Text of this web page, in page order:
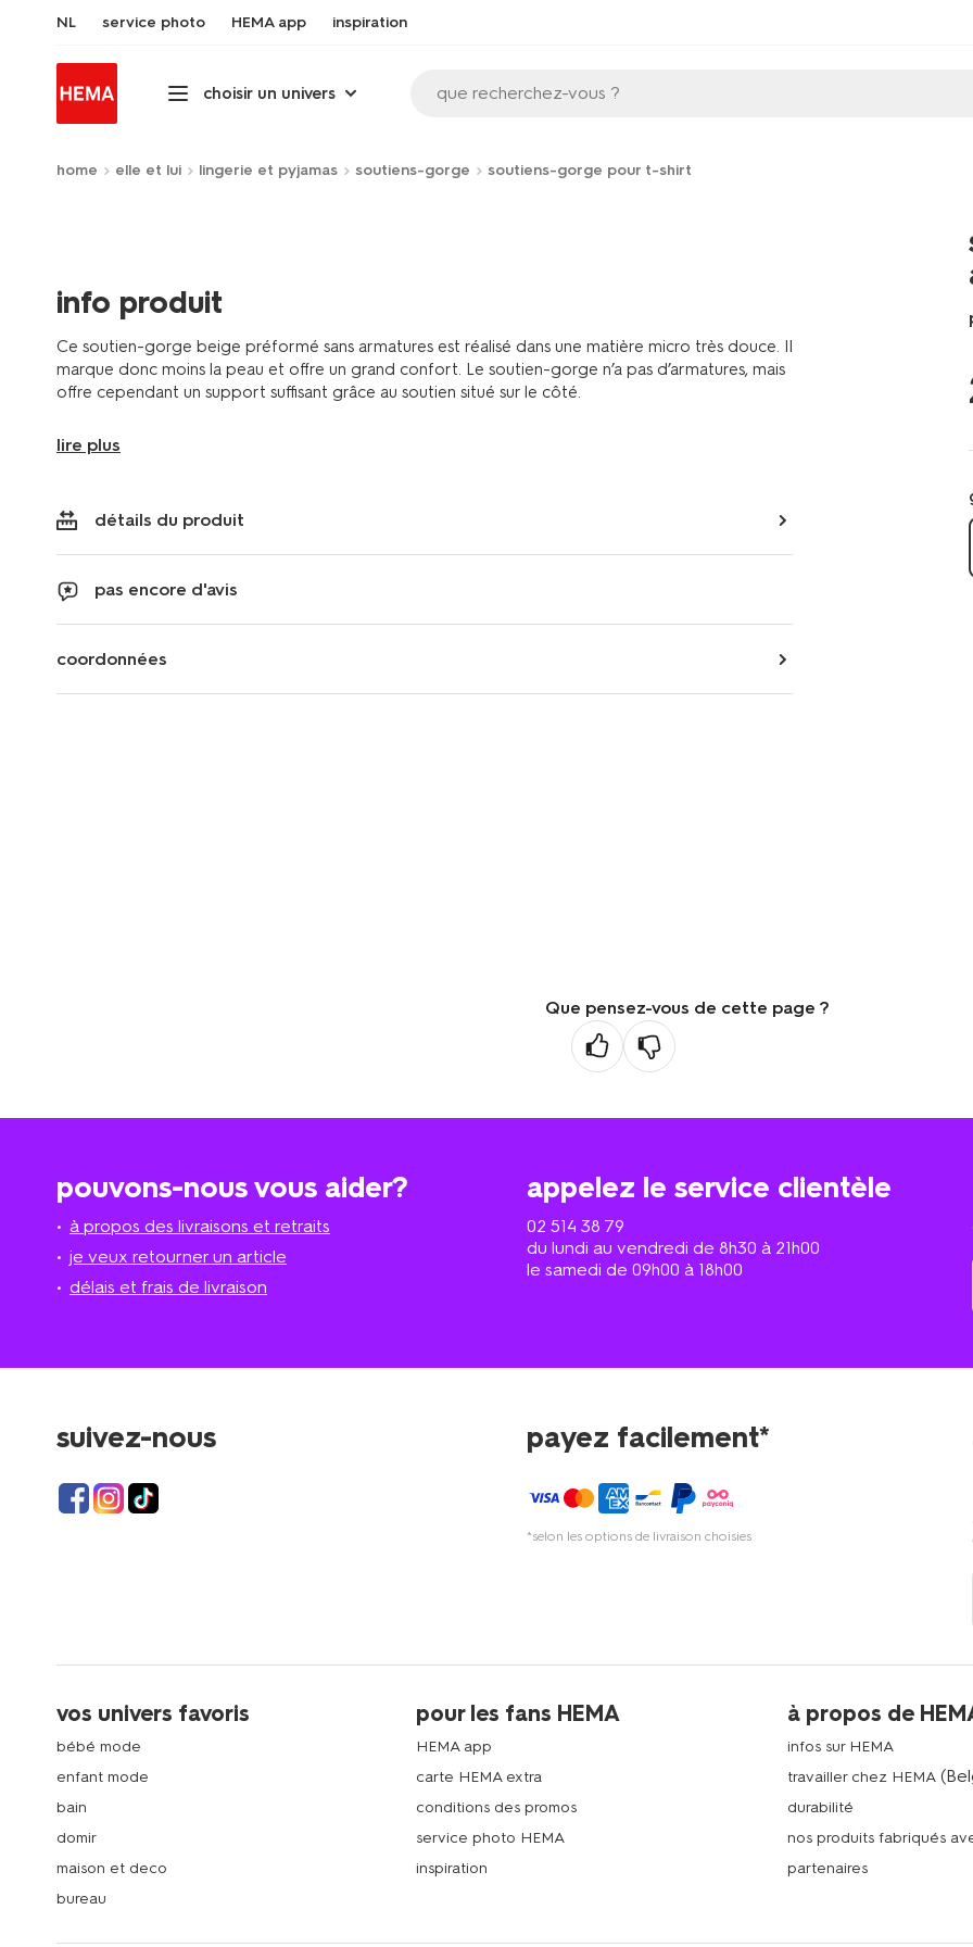
NL service photo HEMA app inspiration
choisir un univers que recherchez-vous ?
home elle et lui lingerie et pyjamas soutiens-gorge soutiens-gorge pour t-shirt
info produit
Ce soutien-gorge beige préformé sans armatures est réalisé dans une matière micro très douce. Il
marque donc moins la peau et offre un grand confort. Le soutien-gorge n’a pas d’armatures, mais
offre cependant un support suffisant grâce au soutien situé sur le côté.
lire plus
détails du produit
pas encore d'avis
coordonnées
Que pensez-vous de cette page ?
pouvons-nous vous aider?
à propos des livraisons et retraits
je veux retourner un article
délais et frais de livraison
appelez le service clientèle
02 514 38 79
du lundi au vendredi de 8h30 à 21h00
le samedi de 09h00 à 18h00
suivez-nous payez facilement*
*selon les options de livraison choisies
vos univers favoris
bébé mode
enfant mode
bain
domir
maison et deco
bureau
pour les fans HEMA
HEMA app
carte HEMA extra
conditions des promos
service photo HEMA
inspiration
à propos de
infos sur HEMA
travailler chez HEMA
durabilité
nos produits fabriqués
partenaires